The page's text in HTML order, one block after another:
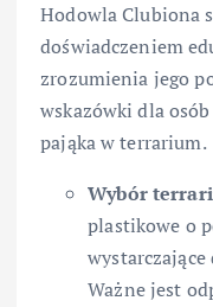
Hodowla Clubiona
doświadczeniem
zrozumienia jego
wskazówki dla
pająka w terrarium.
Wybór
plastikowe o
wystarczające
Ważne jest